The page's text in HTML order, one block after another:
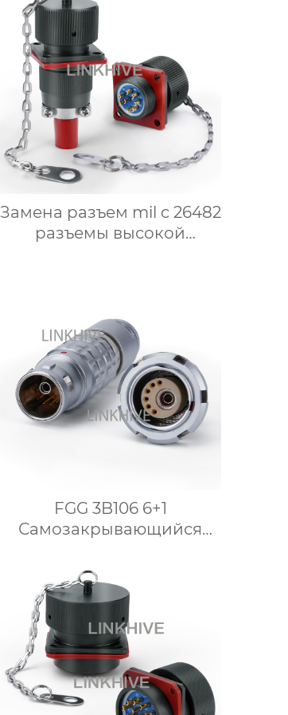
Замена разъем mil c 26482
разъемы высокой
FGG 3B106 6+1
Самозакрывающийся
разъем